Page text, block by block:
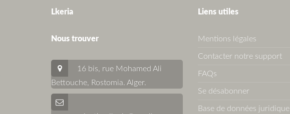
Lkeria
Nous trouver
16 bis, rue Mohamed Ali
Bettouche, Rostomia. Alger.
Liens utiles
Mentions légales
Contacter notre support
FAQs
Se désabonner
Base de données juridique